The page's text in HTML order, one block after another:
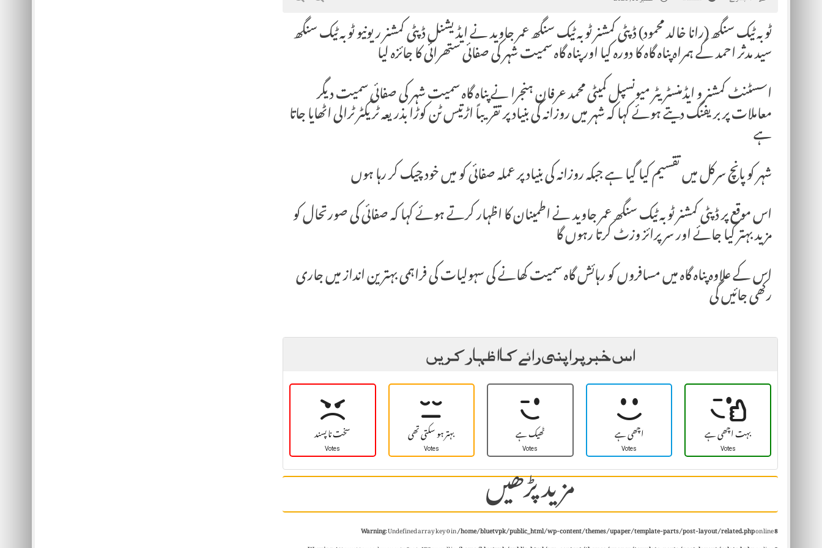
ٹوبہ ٹیک سنگھ (رانا خالد محمود) ڈپٹی کمشنر ٹوبہ ٹیک سنگھ عمر جاوید نے ایڈیشنل ڈپٹی کمشنر ریونیو ٹوبہ ٹیک سنگھ
سید مدثر احمد کے ہمراہ پناہ گاہ کا دورہ کیا اور پناہ گاہ سمیت شہر کی صفائی ستھرائی کا جائزہ لیا
اسسٹنٹ کمشنر و ایڈمنسٹریٹر میونسپل کمیٹی محمد عرفان ہنجرا نے پناہ گاہ سمیت شہر کی صفائی سمیت دیگر
معاملات پر بریفنگ دیتے ہوئے کہا کہ شہر میں روزانہ کی بنیاد پر تقریباً اڑتیس ٹن کوڑا بذریعہ ٹریکٹر ٹرالی اٹھایا جاتا
ہے
شہر کو پانچ سرکل میں تقسیم کیا گیا ہے جبکہ روزانہ کی بنیاد پر عملہ صفائی کو میں خود چیک کر رہا ہوں
اس موقع پر ڈپٹی کمشنر ٹوبہ ٹیک سنگھ عمر جاوید نے اطمینان کا اظہار کرتے ہوئے کہا کہ صفائی کی صورتحال کو
مزید بہتر کیا جائے اور سرپرائز وزٹ کرتا رہوں گا
اس کے علاوہ پناہ گاہ میں مسافروں کو رہائش گاہ سمیت کھانے کی سہولیات کی فراہمی بہترین انداز میں جاری
رکھی جائیں گی
اس خبر پر اپنی رائے کا اظہار کریں
سخت نا پسند
Votes بہتر ہو سکتی تھی
Votes ٹھیک ہے
Votes اچھی ہے
Votes بہت اچھی ہے
Votes
مزید پڑھیں Warning: Undefined array key 0 in/home/bluetvpk/public_html/wp-content/themes/upaper/template-parts/post-layout/related.phpon line8